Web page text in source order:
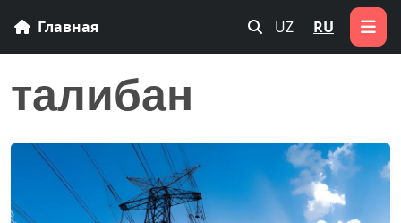
Главная UZ RU
талибан